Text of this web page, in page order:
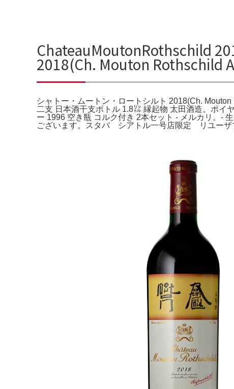
ChateauMoutonRothschild
2018(Ch. Mouton Rothschild
シャトー・ムートン・ロートシルト 2018(Ch.
二支 日本酒干支ボトル 1.8㍑ 縁起物 太田酒造。ポ
ー 1996 空き瓶 コルク付き 2本セット - メルカリ。-
ございます。スタバ シアトル一号店限定 リユーザ